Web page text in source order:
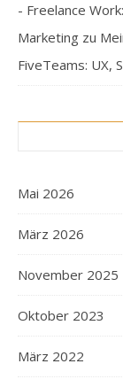
- Freelance
Marketing zu
FiveTeams: UX,
Mai 2026
März 2026
November 2025
Oktober 2023
März 2022